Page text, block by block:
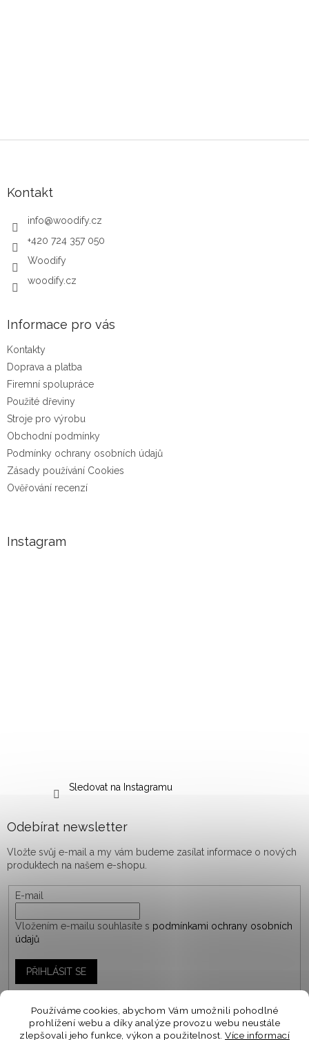
Používáme cookies, abychom Vám umožnili pohodlné
prohlížení webu a díky analýze provozu webu neustále
zlepšovali jeho funkce, výkon a použitelnost. Více informací
Kontakt
info@woodify.cz
+420 724 357 050
Woodify
woodify.cz
Informace pro vás
Kontakty
Doprava a platba
Firemní spolupráce
Použité dřeviny
Stroje pro výrobu
Obchodní podmínky
Podmínky ochrany osobních údajů
Zásady používání Cookies
Ověřování recenzí
Instagram
Sledovat na Instagramu
Odebírat newsletter
Vložte svůj e-mail a my vám budeme zasílat informace o nových
produktech na našem e-shopu.
E-mail
Vložením e-mailu souhlasíte s podmínkami ochrany osobních
údajů
PŘIHLÁSIT SE
Vytvořil Shoptet